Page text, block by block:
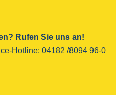
Rufen Sie uns an!
Hotline­: 04182 /8094 96-0